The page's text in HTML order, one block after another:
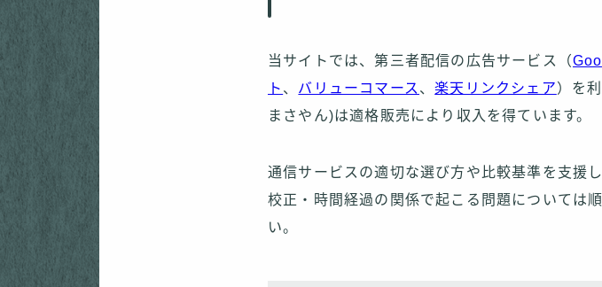
当サイトでは、第三者配信の広告サービス（
ト 、 バリューコマース 、楽天リンクシェア）を
まさやん)は適格販売により収入を得ています。
通信サービスの適切な選び方や比較基準を支援
校正・時間経過の関係で起こる問題については
い。